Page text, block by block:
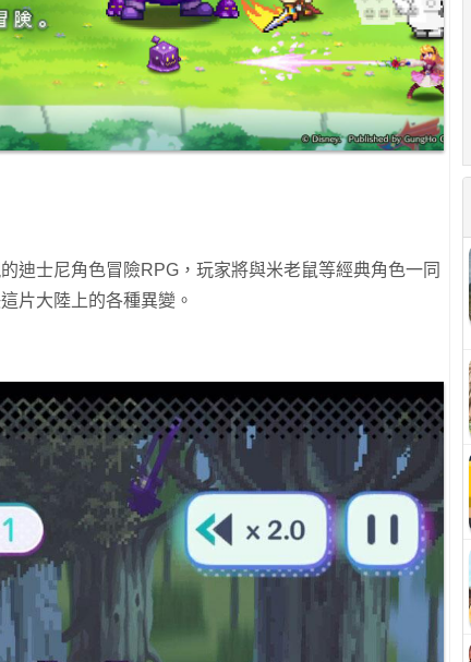
迪士尼角色冒險RPG，玩家將與米老鼠等經典角色一同
片大陸上的各種異變。